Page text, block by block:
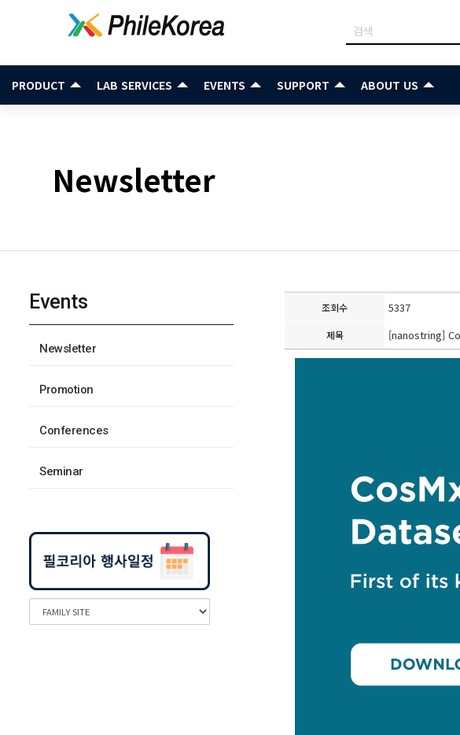
PRODUCT LAB SERVICES EVENTS SUPPORT ABOUT US
Newsletter
Events
Newsletter
Promotion
Conferences
Seminar
조회수 5337
제목 [nanostring]